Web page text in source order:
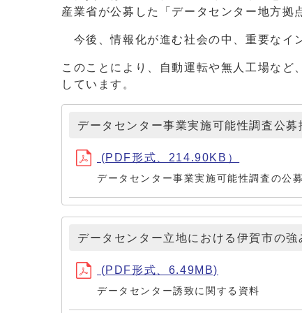
産業省が公募した「データセンター地方拠
今後、情報化が進む社会の中、重要なイ
このことにより、自動運転や無人工場な
しています。
データセンター事業実施可能性調査公募
(PDF形式、214.90KB）
データセンター事業実施可能性調査の公
データセンター立地における伊賀市の強
(PDF形式、6.49MB)
データセンター誘致に関する資料